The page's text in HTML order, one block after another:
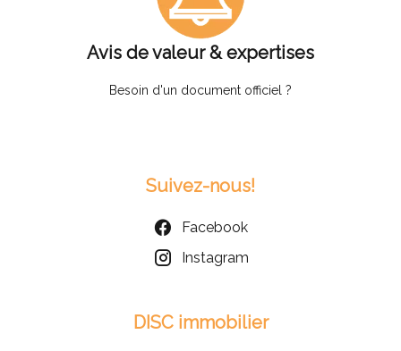
Avis de valeur & expertises
Besoin d'un document officiel ?
Suivez-nous!
Facebook
Instagram
DISC immobilier